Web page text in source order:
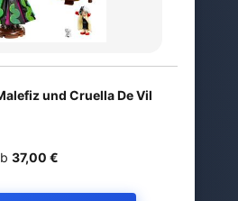
und Cruella De Vil
37,00 €